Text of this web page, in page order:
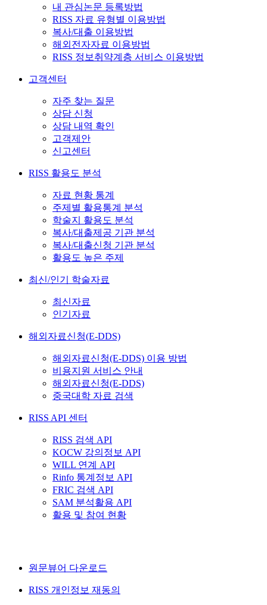
내 관심논문 등록방법
RISS 자료 유형별 이용방법
복사/대출 이용방법
해외전자자료 이용방법
RISS 정보취약계층 서비스 이용방법
고객센터
자주 찾는 질문
상담 신청
상담 내역 확인
고객제안
신고센터
RISS 활용도 분석
자료 현황 통계
주제별 활용통계 분석
학술지 활용도 분석
복사/대출제공 기관 분석
복사/대출신청 기관 분석
활용도 높은 주제
최신/인기 학술자료
최신자료
인기자료
해외자료신청(E-DDS)
해외자료신청(E-DDS) 이용 방법
비용지원 서비스 안내
해외자료신청(E-DDS)
중국대학 자료 검색
RISS API 센터
RISS 검색 API
KOCW 강의정보 API
WILL 연계 API
Rinfo 통계정보 API
FRIC 검색 API
SAM 분석활용 API
활용 및 참여 현황
원문뷰어 다운로드
RISS 개인정보 재동의